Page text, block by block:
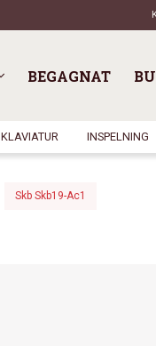
BEGAGNAT
KLAVIATUR INSPELNING
Skb Skb19-Ac1